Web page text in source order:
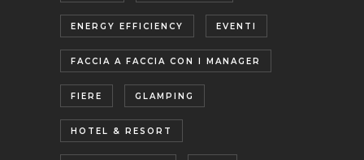
ENERGY EFFICIENCY EVENTI
FACCIA A FACCIA CON I MANAGER
FIERE GLAMPING
HOTEL & RESORT